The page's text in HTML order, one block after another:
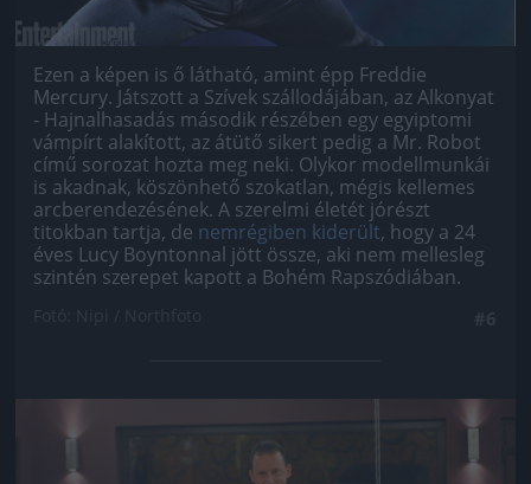
Ezen a képen is ő látható, amint épp Freddie
Mercury. Játszott a Szívek szállodájában, az Alkonyat
- Hajnalhasadás második részében egy egyiptomi
vámpírt alakított, az átütő sikert pedig a Mr. Robot
című sorozat hozta meg neki. Olykor modellmunkái
is akadnak, köszönhető szokatlan, mégis kellemes
arcberendezésének. A szerelmi életét jórészt
titokban tartja, de nemrégiben kiderült, hogy a 24
éves Lucy Boyntonnal jött össze, aki nem mellesleg
szintén szerepet kapott a Bohém Rapszódiában.